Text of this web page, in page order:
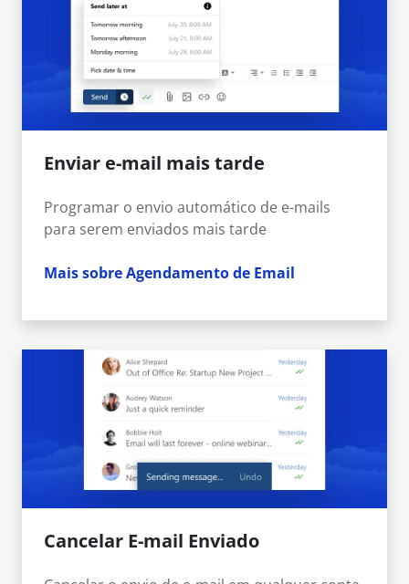
Enviar e-mail mais tarde
Programar o envio automático de e-mails
para serem enviados mais tarde
Mais sobre Agendamento de Email
Cancelar E-mail Enviado